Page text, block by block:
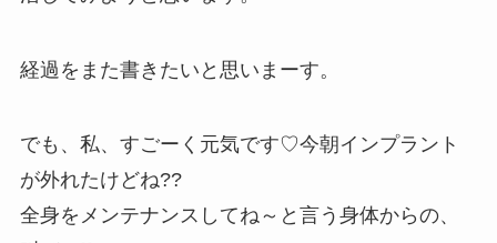
経過をまた書きたいと思いまーす。
でも、私、すごーく元気です♡今朝インプラント
が外れたけどね??
全身をメンテナンスしてね～と言う身体からの、